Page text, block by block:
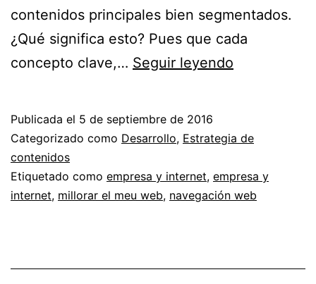
contenidos principales bien segmentados.
¿Qué significa esto? Pues que cada
concepto clave,… Seguir leyendo
es
en
un
Publicada el 5 de septiembre de 2016
Categorizado como Desarrollo, Estrategia de
contenidos
Etiquetado como empresa y internet, empresa y
internet, millorar el meu web, navegación web